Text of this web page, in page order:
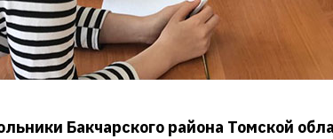
Бакчарского района Томской